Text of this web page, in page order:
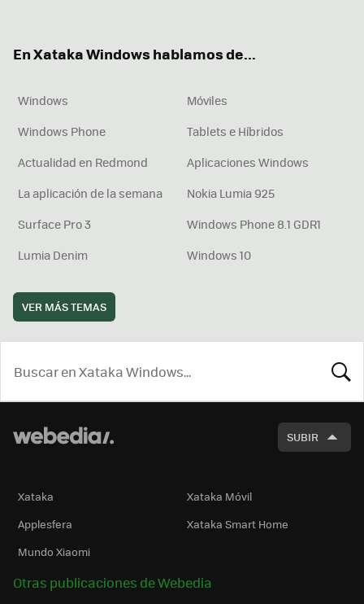
En Xataka Windows hablamos de...
Windows
Móviles
Windows Phone
Tablets e Híbridos
Actualidad en Redmond
Aplicaciones Windows
La aplicación de la semana
Nokia Lumia 925
Surface Pro 3
Windows Phone 8.1 GDR1
Lumia Denim
Windows 10
VER MÁS TEMAS
SUBIR
Xataka
Xataka Móvil
Applesfera
Xataka Smart Home
Mundo Xiaomi
Otras publicaciones de Webedia